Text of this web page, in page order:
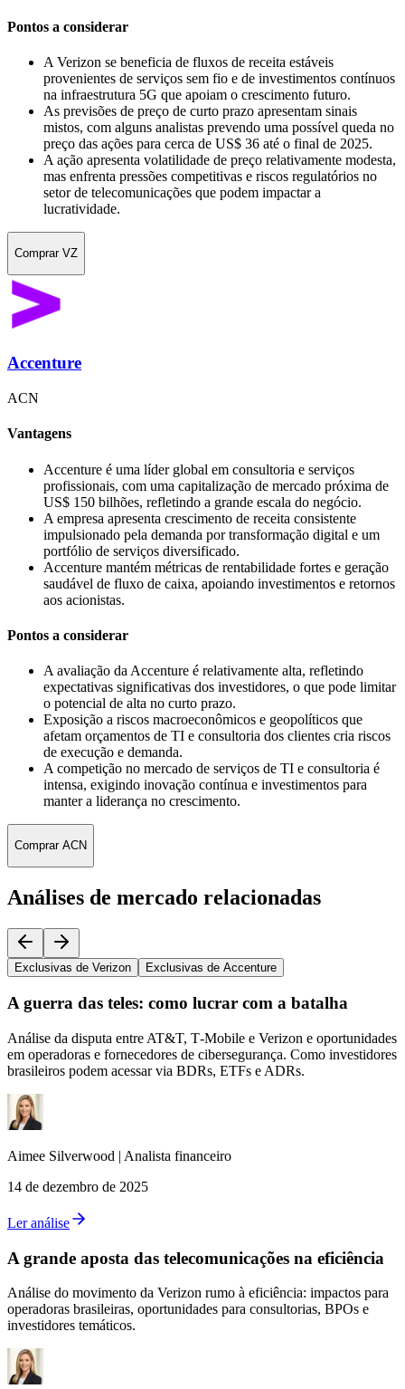
Pontos a considerar
A Verizon se beneficia de fluxos de receita estáveis
provenientes de serviços sem fio e de investimentos contínuos
na infraestrutura 5G que apoiam o crescimento futuro.
As previsões de preço de curto prazo apresentam sinais
mistos, com alguns analistas prevendo uma possível queda no
preço das ações para cerca de US$ 36 até o final de 2025.
A ação apresenta volatilidade de preço relativamente modesta,
mas enfrenta pressões competitivas e riscos regulatórios no
setor de telecomunicações que podem impactar a
lucratividade.
Comprar VZ
Accenture
ACN
Vantagens
Accenture é uma líder global em consultoria e serviços
profissionais, com uma capitalização de mercado próxima de
US$ 150 bilhões, refletindo a grande escala do negócio.
A empresa apresenta crescimento de receita consistente
impulsionado pela demanda por transformação digital e um
portfólio de serviços diversificado.
Accenture mantém métricas de rentabilidade fortes e geração
saudável de fluxo de caixa, apoiando investimentos e retornos
aos acionistas.
Pontos a considerar
A avaliação da Accenture é relativamente alta, refletindo
expectativas significativas dos investidores, o que pode limitar
o potencial de alta no curto prazo.
Exposição a riscos macroeconômicos e geopolíticos que
afetam orçamentos de TI e consultoria dos clientes cria riscos
de execução e demanda.
A competição no mercado de serviços de TI e consultoria é
intensa, exigindo inovação contínua e investimentos para
manter a liderança no crescimento.
Comprar ACN
Análises de mercado relacionadas
Exclusivas de Verizon Exclusivas de Accenture
A guerra das teles: como lucrar com a batalha
Análise da disputa entre AT&T, T‑Mobile e Verizon e oportunidades
em operadoras e fornecedores de cibersegurança. Como investidores
brasileiros podem acessar via BDRs, ETFs e ADRs.
Aimee Silverwood | Analista financeiro
14 de dezembro de 2025
Ler análise
A grande aposta das telecomunicações na eficiência
Análise do movimento da Verizon rumo à eficiência: impactos para
operadoras brasileiras, oportunidades para consultorias, BPOs e
investidores temáticos.